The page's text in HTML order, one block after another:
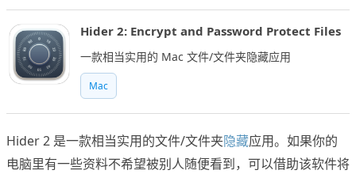
Hider 2: Encrypt and Password Protect Files
一款相当实用的 Mac 文件/文件夹隐藏应用
Mac
Hider 2 是一款相当实用的文件/文件夹隐藏应用。如果你的
电脑里有一些资料不希望被别人随便看到，可以借助该软件将